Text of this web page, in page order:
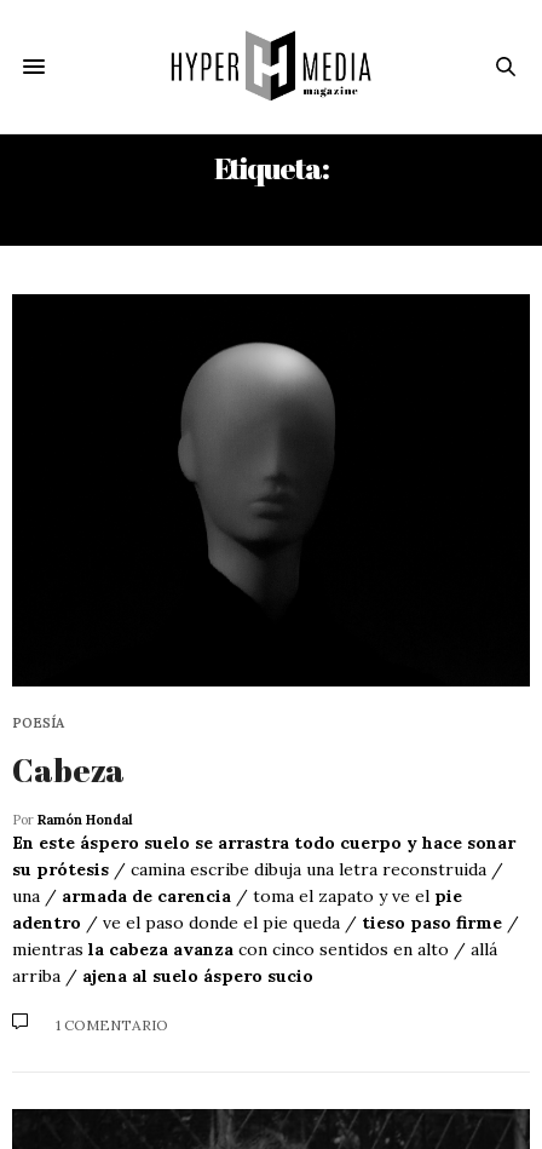
Etiqueta:
POESÍA
Cabeza
Por Ramón Hondal
En este áspero suelo se arrastra todo cuerpo y hace sonar
su prótesis / camina escribe dibuja una letra reconstruida /
una / armada de carencia / toma el zapato y ve el pie
adentro / ve el paso donde el pie queda / tieso paso firme /
mientras la cabeza avanza con cinco sentidos en alto / allá
arriba / ajena al suelo áspero sucio
1 COMENTARIO